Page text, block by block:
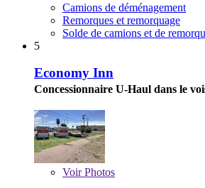
Camions de déménagement
Remorques et remorquage
Solde de camions et de
5
Economy Inn
Concessionnaire U-Haul dans le
VoirPhotos